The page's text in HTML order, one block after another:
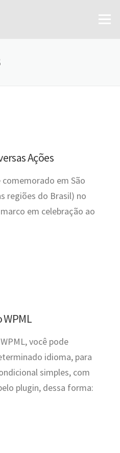
Menu
Ações
em São
regiões do Brasil) no
em celebração ao
você pode
idioma, para
simples, com
plugin, dessa forma: